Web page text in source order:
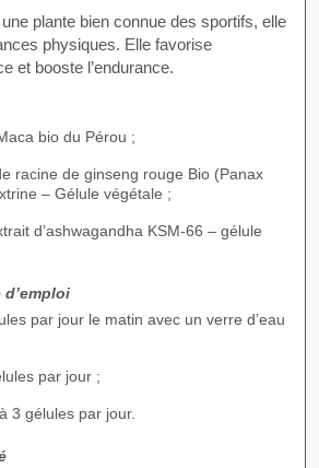
plante bien connue des sportifs, elle
physiques. Elle favorise
et booste l’endurance.
bio du Pérou ;
racine de ginseng rouge Bio (Panax
– Gélule végétale ;
d’ashwagandha KSM-66 – gélule
par jour le matin avec un verre d’eau
par jour ;
3 gélules par jour.